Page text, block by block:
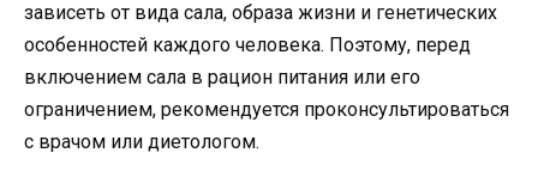
зависеть от вида сала, образа жизни и генетических
особенностей каждого человека. Поэтому, перед
включением сала в рацион питания или его
ограничением, рекомендуется проконсультироваться
с врачом или диетологом.